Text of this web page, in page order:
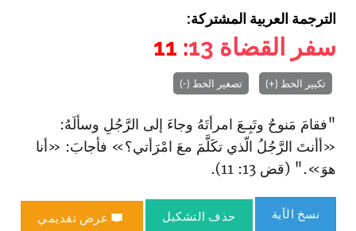
الترجمة العربية المشتركة:
سفر القضاة 13
: 11
تكبير الخط (+) تصغير الخط (-)
"فقامَ مَنوحُ وتَبِـعَ ا‏مرأتَهُ وجاءَ إلى الرَّجُلِ وسألَهُ:
«أأنتَ الرَّجُلُ الّذي تكَلَّمَ معَ ا‏مْرَأتي؟» فأجابَ: «أنا
هوَ»." (قض 13: 11).
نسخ الآية حذف التشكيل عرض تقديمي